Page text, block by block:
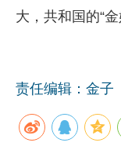
大，共和国的“
责任编辑：金子